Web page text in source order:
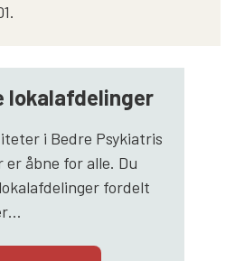
lokalafdelinger
i Bedre Psykiatris
er åbne for alle. Du
fordelt